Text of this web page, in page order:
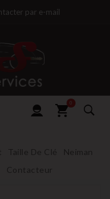
par e-mail
0
Taille De Clé
Neiman
Contacteur